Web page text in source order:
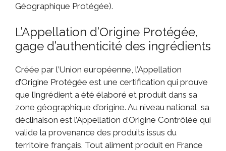
Géographique Protégée).
L’Appellation d’Origine Protégée,
gage d’authenticité des ingrédients
Créée par l’Union européenne, l’Appellation
d’Origine Protégée est une certification qui prouve
que l’ingrédient a été élaboré et produit dans sa
zone géographique d’origine. Au niveau national, sa
déclinaison est l’Appellation d’Origine Contrôlée qui
valide la provenance des produits issus du
territoire français. Tout aliment produit en France